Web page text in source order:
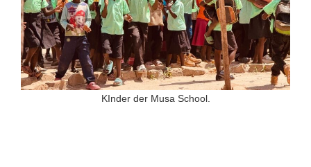
KInder der Musa School.